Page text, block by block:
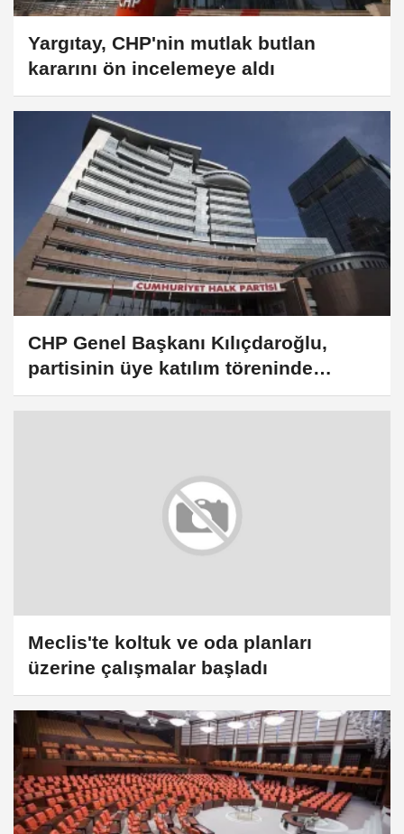
Yargıtay, CHP'nin mutlak butlan
kararını ön incelemeye aldı
CHP Genel Başkanı Kılıçdaroğlu,
partisinin üye katılım töreninde
konuştu
Meclis'te koltuk ve oda planları
üzerine çalışmalar başladı